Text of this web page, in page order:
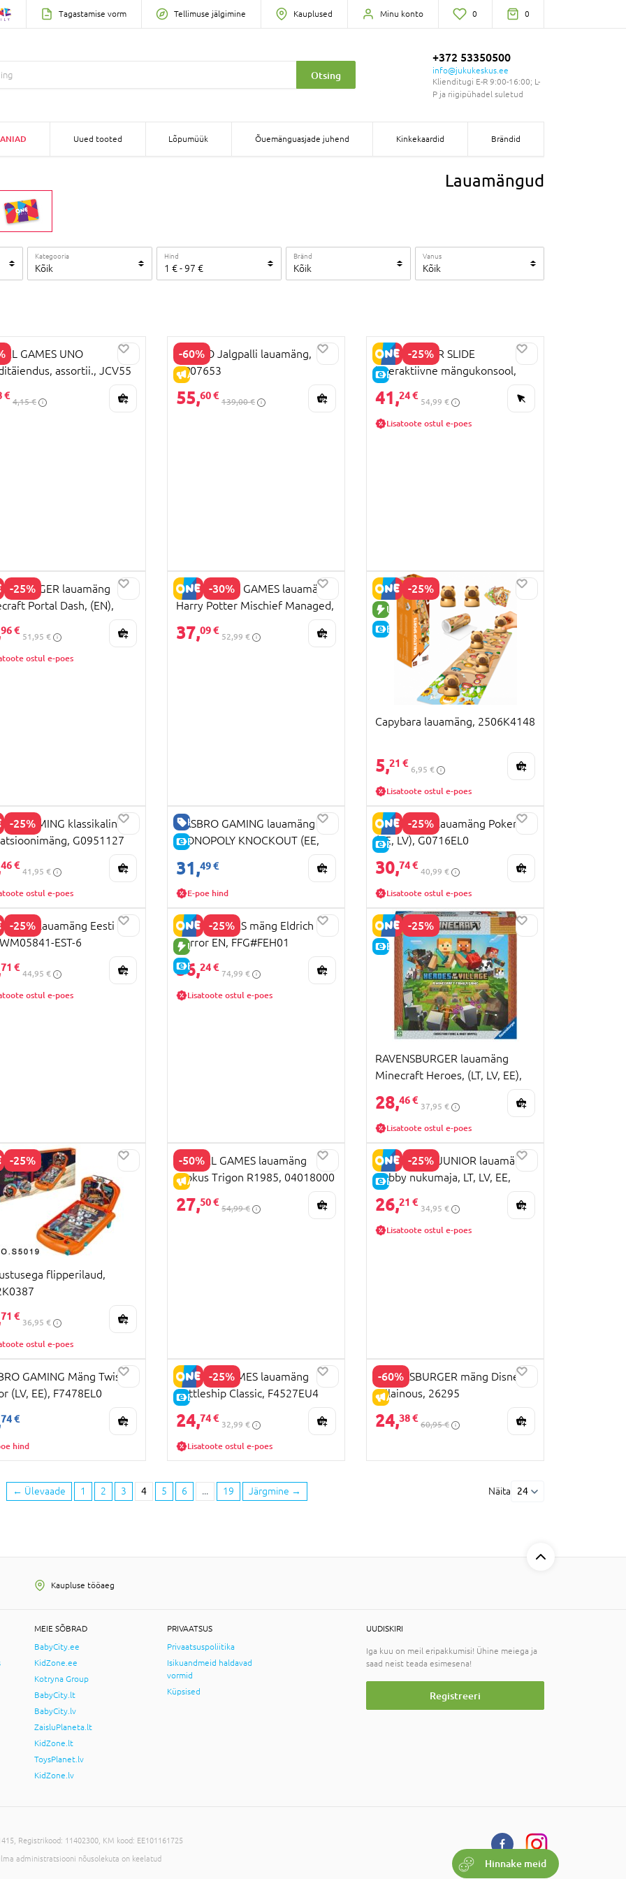
Tagastamise vorm Tellimuse jälgimine Kauplused Minu konto 0 0
Otsing
+372 53350500
info@jukukeskus.ee
Klienditugi E-R 9:00-16:00; L-
P ja riigipühadel suletud
Uued tooted Lõpumüük Õuemänguasjade juhend Kinkekaardid Brändid
Lauamängud
Kategooria
Kõik
Hind
1 €- 97 €
Bränd
Kõik
Vanus
Kõik
GAMES UNO
assortii., JCV55
€
4,15 €
-60%
ALLAHINDLUS
HY-PRO Jalgpalli lauamäng,
HP07653
55,60 €
139,00 €
-25%
E-HIND
GIIKER SUPER SLIDE
interaktiivne mängukonsool,
asst, JKHRD002
41,24 €
54,99 €
Lisatoote ostul e-poes
-25%
lauamäng
Portal Dash, (EN),
96 €
51,95 €
ostul e-poes
-30%
SPINMASTER GAMES lauamäng
Harry Potter Mischief Managed,
37,09 €
52,99 €
-25%
UUS TOODE
E-HIND
Capybara lauamäng, 2506K4148
5,21 €
6,95 €
Lisatoote ostul e-poes
-25%GAMING klassikaline
G0951127
46 €
41,95 €
ostul e-poes
HEA HIND
E-HIND
HASBRO GAMING lauamäng
MONOPOLY KNOCKOUT (EE,
31,49 €
E-poe hind
-25%
E-HIND
MONOPOLY lauamäng Pokemon
(EE, LV), G0716EL0
30,74 €
40,99 €
Lisatoote ostul e-poes
-25% lauamäng Eesti on
EST-6
71 €
44,95 €
ostul e-poes
-25%
UUS TOODE
E-HIND
BRAIN GAMES mäng Eldrich
Horror EN, FFG#FEH01
56,24 €
74,99 €
Lisatoote ostul e-poes
-25%
E-HIND
RAVENSBURGER lauamäng
Minecraft Heroes, (LT, LV, EE),
28,46 €
37,95 €
Lisatoote ostul e-poes
-25%
flipperilaud,
71 €
36,95 €
ostul e-poes
-50%
ALLAHINDLUS
MATTEL GAMES lauamäng
Blokus Trigon R1985, 04018000
27,50 €
54,99 €
-25%
E-HIND
MONOPOLY JUNIOR lauamäng
Gabby nukumaja, LT, LV, EE,
WM04157-ML1-6
26,21 €
34,95 €
Lisatoote ostul e-poes
HINDGAMING Mäng Twister
(LV, EE), F7478EL0
74 €
hind
-25%
E-HIND
HASBRO GAMES lauamäng
Battleship Classic, F4527EU4
24,74 €
32,99 €
Lisatoote ostul e-poes
-60%
ALLAHINDLUS
RAVENSBURGER mäng Disney
Villainous, 26295
24,38 €
60,95 €
← Ülevaade 1 2 3 4 5 6 ... 19 Järgmine → Näita 24
Hinnake meid
Kaupluse tööaeg
MEIE SÕBRAD
BabyCity.ee
KidZone.ee
Kotryna Group
BabyCity.lt
BabyCity.lv
ZaisluPlaneta.lt
KidZone.lt
ToysPlanet.lv
KidZone.lv
PRIVAATSUS
Privaatsuspoliitika
Isikuandmeid haldavad
vormid
Küpsised
UUDISKIRI
Iga kuu on meil eripakkumisi! Ühine meiega ja
saad neist teada esimesena!
Registreeri
Registrikood: 11402300, KM kood: EE101161725
administratsiooni nõusolekuta on keelatud